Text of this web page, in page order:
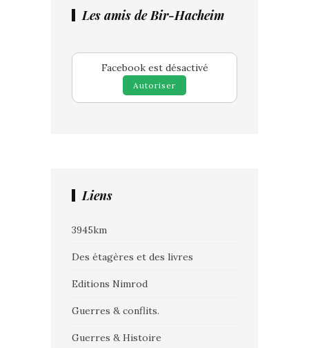
Les amis de Bir-Hacheim
Facebook est désactivé
Autoriser
Liens
3945km
Des étagères et des livres
Editions Nimrod
Guerres & conflits.
Guerres & Histoire